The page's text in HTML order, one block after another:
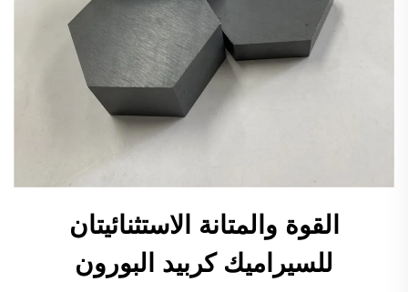
القوة والمتانة الاستثنائيتان
للسيراميك كربيد البورون